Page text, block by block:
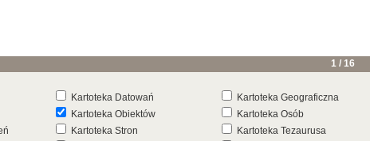
1 / 16
Kartoteka Datowań
Kartoteka Geograficzna
Kartoteka Obiektów
Kartoteka Osób
Kartoteka Stron
Kartoteka Tezaurusa